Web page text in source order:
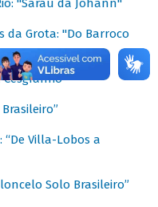
"Sarau da Johann"
da Grota: "Do Barroco
Villa-Lobos a
Solo Brasileiro”